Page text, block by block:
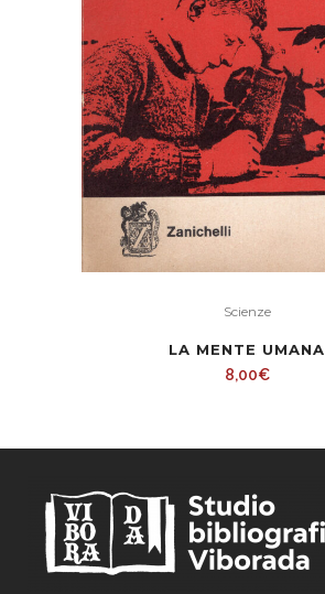
Scienze
LA MENTE UMANA
8,00€